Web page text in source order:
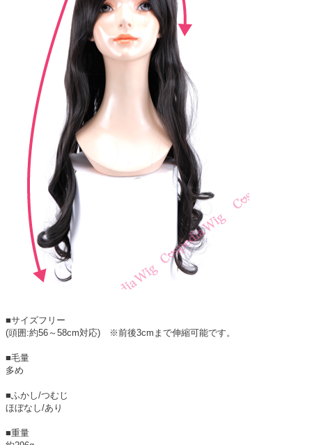
■サイズフリー
(頭囲:約56～58cm対応) ※前後3cmまで伸縮可能です。
■毛量
多め
■ふかし/つむじ
ほぼなし/あり
■重量